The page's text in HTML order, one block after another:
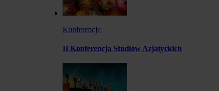
Konferencje
II Konferencja Studiów Azjatyckich